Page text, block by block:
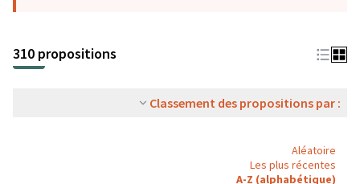
310 propositions
Classement des propositions par :
Aléatoire
Les plus récentes
A-Z (alphabétique)